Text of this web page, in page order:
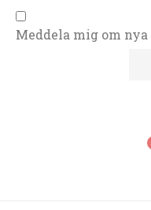
Meddela mig om